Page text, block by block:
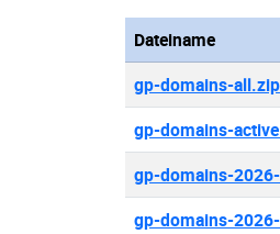
Dateiname
gp-domains-all.zip
gp-domains-
gp-domains-
gp-domains-